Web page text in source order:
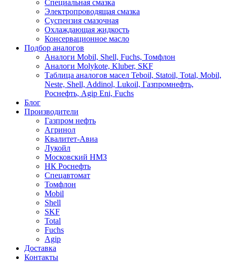
Специальная смазка
Электропроводящая смазка
Суспензия смазочная
Охлаждающая жидкость
Консервационное масло
Подбор аналогов
Аналоги Mobil, Shell, Fuchs, Томфлон
Аналоги Molykote, Kluber, SKF
Таблица аналогов масел Teboil, Statoil, Total, Mobil,
Neste, Shell, Addinol, Lukoil, Газпромнефть,
Роснефть, Agip Eni, Fuchs
Блог
Производители
Газпром нефть
Агринол
Квалитет-Авиа
Лукойл
Московский НМЗ
НК Роснефть
Спецавтомат
Томфлон
Mobil
Shell
SKF
Total
Fuchs
Agip
Доставка
Контакты